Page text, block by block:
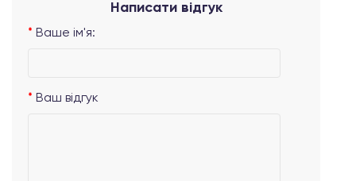
Написати відгук
Ваше ім'я:
Ваш відгук